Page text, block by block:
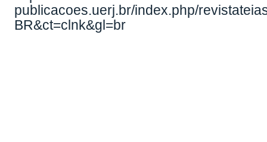
publicacoes.uerj.br/index.php/
BR&ct=clnk&gl=br